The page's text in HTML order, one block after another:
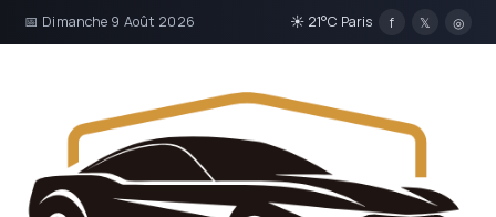
📅 Dimanche 9 Août 2026 ☀ 21°C Paris f 𝕏 ◎